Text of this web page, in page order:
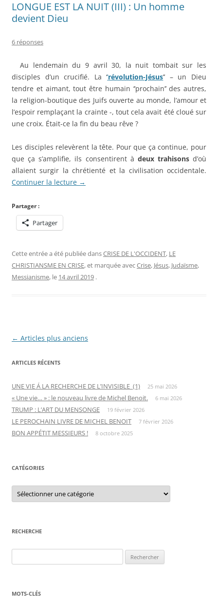
LONGUE EST LA NUIT (III) : Un homme
devient Dieu
6 réponses
Au lendemain du 9 avril 30, la nuit tombait sur les
disciples d’un crucifié. La ‘’révolution-Jésus’’ – un Dieu
tendre et aimant, tout être humain ‘’prochain’’ des autres,
la religion-boutique des Juifs ouverte au monde, l’amour et
l’espoir remplaçant la crainte -, tout cela avait été cloué sur
une croix. Était-ce la fin du beau rêve ?
Les disciples relevèrent la tête. Pour que ça continue, pour
que ça s’amplifie, ils consentirent à deux trahisonsd’où
allaient surgir la chrétienté et la civilisation occidentale.
Continuer la lecture →
Partager :
Partager
Cette entrée a été publiée dansCRISE DE L'OCCIDENT, LE
CHRISTIANSME EN CRISE, et marquée avecCrise, Jésus, Judaïsme,
Messianisme, le 14 avril 2019 .
Navigation
articles
← Articles plus anciens
ARTICLES RÉCENTS
UNE VIE Á LA RECHERCHE DE L’INVISIBLE (1) 25 mai 2026
« Une vie… » : le nouveau livre de Michel Benoit. 6 mai 2026
TRUMP : L’ART DU MENSONGE 19 février 2026
LE PEROCHAIN LIVRE DE MICHEL BENOIT 7 février 2026
BON APPÉTIT MESSIEURS ! 8 octobre 2025
CATÉGORIES
C
t
r
i
s
RECHERCHE
e
h
MOTS-CLÉS